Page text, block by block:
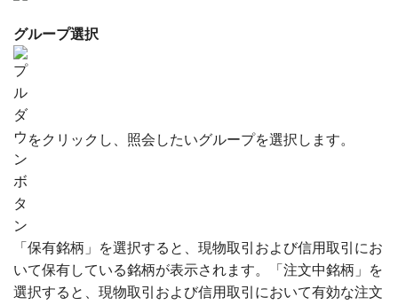
グループ選択
をクリックし、照会したいグループを選択します。
「保有銘柄」を選択すると、現物取引および信用取引にお
いて保有している銘柄が表示されます。「注文中銘柄」を
選択すると、現物取引および信用取引において有効な注文